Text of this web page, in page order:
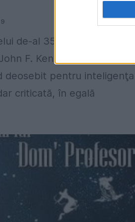
de-al 35-lea Președinte al
F. Kennedy, o femeie
deosebit pentru inteligenţa
criticată, în egală